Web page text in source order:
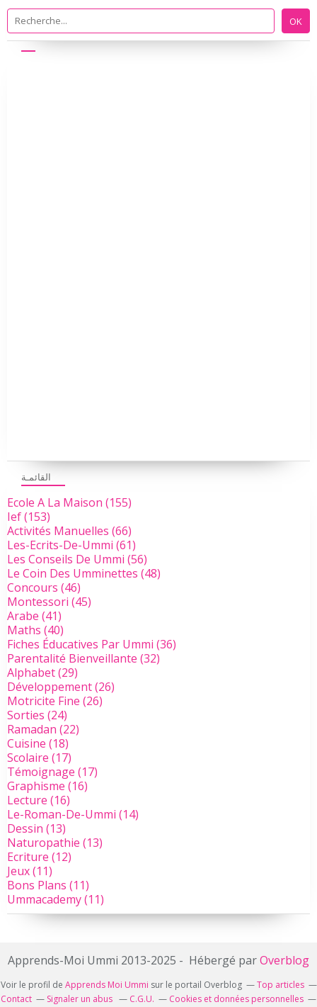
القائمـة
Ecole A La Maison (155)
Ief(153)
Activités Manuelles (66)
Les-Ecrits-De-Ummi (61)
Les Conseils De Ummi (56)
Le Coin Des Umminettes (48)
Concours (46)
Montessori (45)
Arabe (41)
Maths (40)
Fiches Éducatives Par Ummi (36)
Parentalité Bienveillante (32)
Alphabet(29)
Développement(26)
Motricite Fine (26)
Sorties (24)
Ramadan (22)
Cuisine (18)
Scolaire (17)
Témoignage (17)
Graphisme (16)
Lecture (16)
Le-Roman-De-Ummi (14)
Dessin (13)
Naturopathie (13)
Ecriture (12)
Jeux(11)
Bons Plans (11)
Ummacademy(11)
Apprends-Moi Ummi 2013-2025 - Hébergé parOverblog
Voir le profil de Apprends Moi Ummi sur le portail Overblog
Top articles
Contact
Signaler un abus C.G.U. Cookies et données personnelles